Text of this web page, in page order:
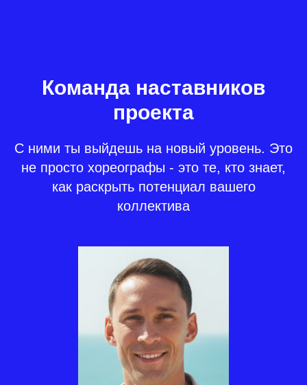
Команда наставников
проекта
С ними ты выйдешь на новый уровень. Это
не просто хореографы - это те, кто знает,
как раскрыть потенциал вашего
коллектива